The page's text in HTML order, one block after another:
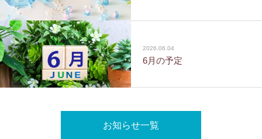
2026.06.04
6月の予定
お知らせ一覧